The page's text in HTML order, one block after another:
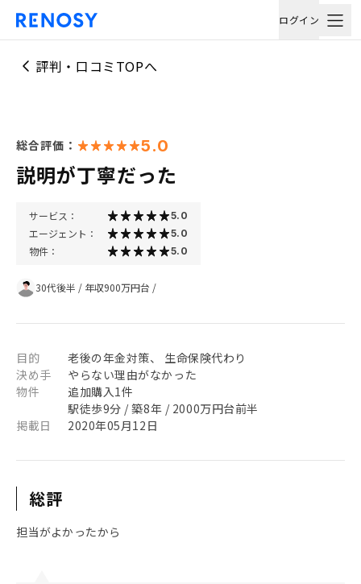
ログイン
評判・口コミTOPへ
総合評価： 5.0
説明が丁寧だった
サービス： 5.0
エージェント： 5.0
物件： 5.0
30代後半 / 年収900万円台 /
目的
老後の年金対策、 生命保険代わり
決め手
やらない理由がなかった
物件
追加購入1件
駅徒歩9分 / 築8年 / 2000万円台前半
掲載日
2020年05月12日
総評
担当がよかったから